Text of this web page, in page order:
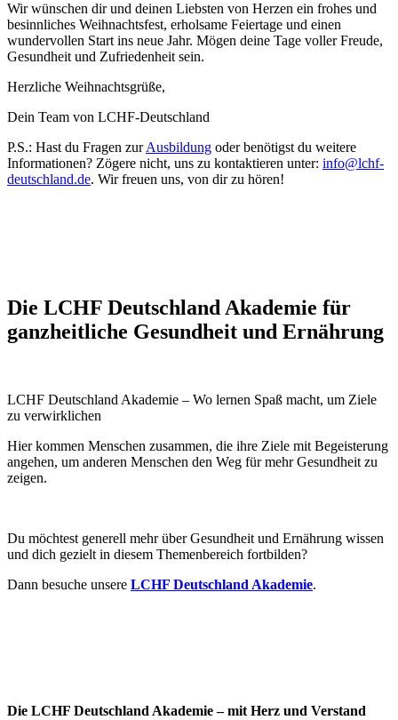
Wir wünschen dir und deinen Liebsten von Herzen ein frohes und
besinnliches Weihnachtsfest, erholsame Feiertage und einen
wundervollen Start ins neue Jahr. Mögen deine Tage voller Freude,
Gesundheit und Zufriedenheit sein.
Herzliche Weihnachtsgrüße,
Dein Team von LCHF-Deutschland
P.S.: Hast du Fragen zurAusbildung oder benötigst du weitere
Informationen? Zögere nicht, uns zu kontaktieren unter: info@lchf-
deutschland.de. Wir freuen uns, von dir zu hören!
Die LCHF Deutschland Akademie für
ganzheitliche Gesundheit und Ernährung
LCHF Deutschland Akademie – Wo lernen Spaß macht, um Ziele
zu verwirklichen
Hier kommen Menschen zusammen, die ihre Ziele mit Begeisterung
angehen, um anderen Menschen den Weg für mehr Gesundheit zu
zeigen.
Du möchtest generell mehr über Gesundheit und Ernährung wissen
und dich gezielt in diesem Themenbereich fortbilden?
Dann besuche unsere LCHF Deutschland Akademie.
Die LCHF Deutschland Akademie – mit Herz und Verstand